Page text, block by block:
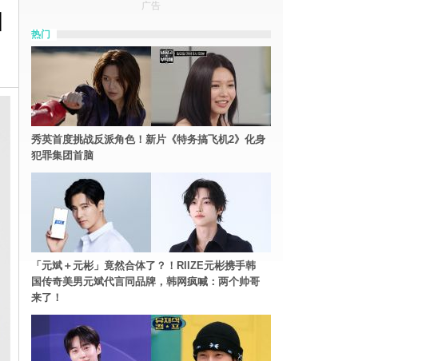
广告
热门
秀英首度挑战反派角色！新片《特务搞飞机2》化身
犯罪集团首脑
「元斌＋元彬」竟然合体了？！RIIZE元彬携手韩
国传奇美男元斌代言同品牌，韩网疯喊：两个帅哥
来了！